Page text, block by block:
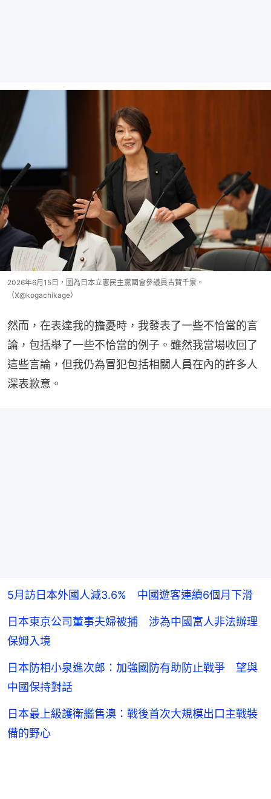
2026年6月15日，圖為日本立憲民主黨國會參議員古賀千景。
（X@kogachikage）
然而，在表達我的擔憂時，我發表了一些不恰當的言
論，包括舉了一些不恰當的例子。雖然我當場收回了
這些言論，但我仍為冒犯包括相關人員在內的許多人
深表歉意。
5月訪日本外國人減3.6% 中國遊客連續6個月下滑
日本東京公司董事夫婦被捕 涉為中國富人非法辦理
保姆入境
日本防相小泉進次郎：加強國防有助防止戰爭 望與
中國保持對話
日本最上級護衛艦售澳：戰後首次大規模出口主戰裝
備的野心